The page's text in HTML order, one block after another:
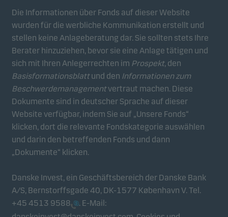
Die Informationen über Fonds auf dieser Website
wurden für die werbliche Kommunikation erstellt und
stellen keine Anlageberatung dar. Sie sollten stets Ihre
Berater hinzuziehen, bevor sie eine Anlage tätigen und
sich mit Ihren Anlegerrechten im Prospekt, den
Basisformationsblattund den Informationen zum
Beschwerdemanagementvertraut machen. Diese
Dokumente sind in deutscher Sprache auf dieser
Website verfügbar, indem Sie auf „Unsere Fonds“
klicken, dort die relevante Fondskategorie auswählen
und darin den betreffenden Fonds und dann
„Dokumente“ klicken.
Danske Invest, ein Geschäftsbereich der Danske Bank
A/S, Bernstorffsgade 40, DK-1577 København V. Tel.
+45 4513 9588
. E-Mail: